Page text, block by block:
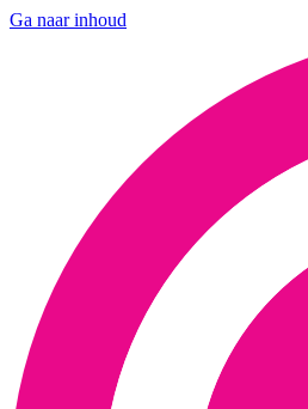
Ga naar inhoud